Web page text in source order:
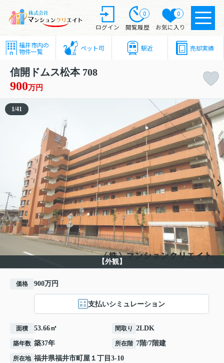
ログイン
0
閲覧履歴
0
お気に入り
福井市内の
物件一覧 ペット可 駅近 売却実績
信開ドムス松本 708
900万円
【外観】
1/41
価格 900万円
支払いシミュレーション
面積 53.66㎡ 間取り 2LDK
築年数 築37年 所在階 7階/7階建
所在地 福井県福井市町屋 １丁目3-10